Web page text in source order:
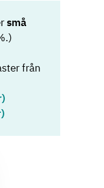
små
från